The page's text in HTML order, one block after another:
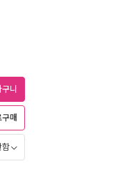
니
구매
함